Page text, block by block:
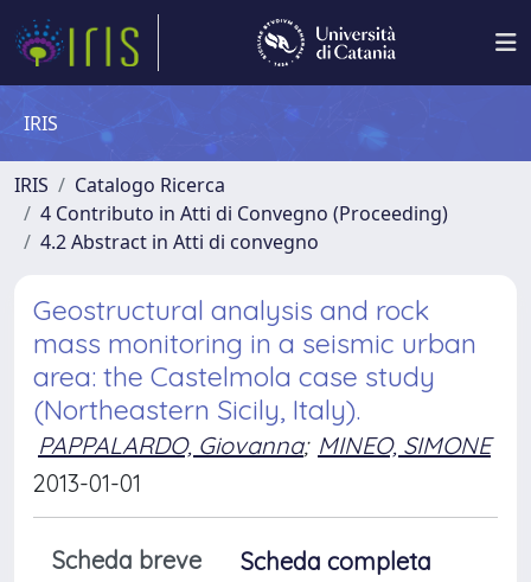
IRIS
IRIS
Catalogo Ricerca
4 Contributo in Atti di Convegno (Proceeding)
4.2 Abstract in Atti di convegno
Geostructural analysis and rock
mass monitoring in a seismic urban
area: the Castelmola case study
(Northeastern Sicily, Italy).
PAPPALARDO, Giovanna; MINEO, SIMONE
2013-01-01
Scheda breve
Scheda completa